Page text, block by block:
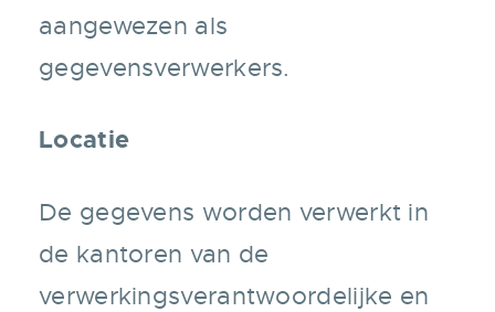
aangewezen als
gegevensverwerkers.
Locatie
De gegevens worden verwerkt in
de kantoren van de
verwerkingsverantwoordelijke en